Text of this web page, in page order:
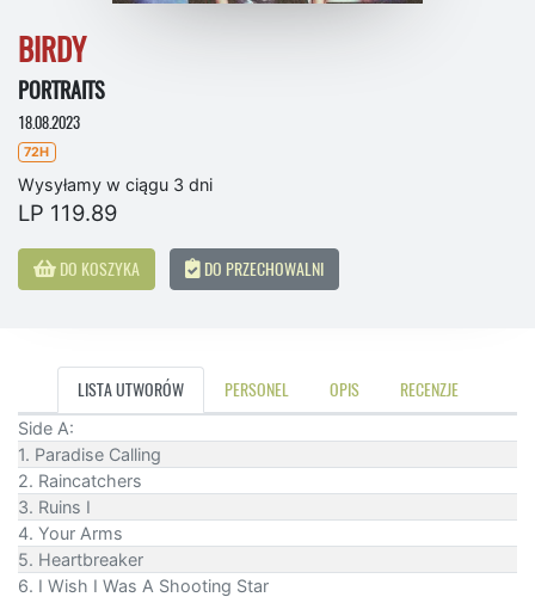
BIRDY
PORTRAITS
18.08.2023
72H
Wysyłamy w ciągu 3 dni
LP 119.89
DO KOSZYKA DO PRZECHOWALNI
LISTA UTWORÓW PERSONEL OPIS RECENZJE
Side A:
1. Paradise Calling
2. Raincatchers
3. Ruins I
4. Your Arms
5. Heartbreaker
6. I Wish I Was A Shooting Star